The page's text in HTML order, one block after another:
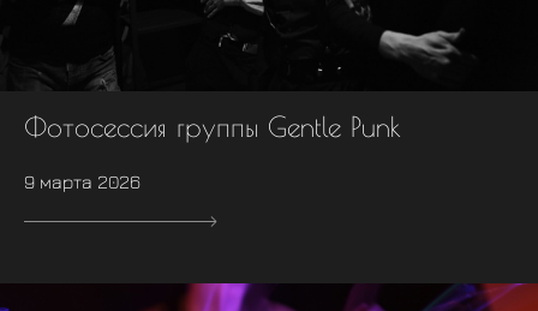
Фотосессия группы Gentle Punk
9 марта 2026